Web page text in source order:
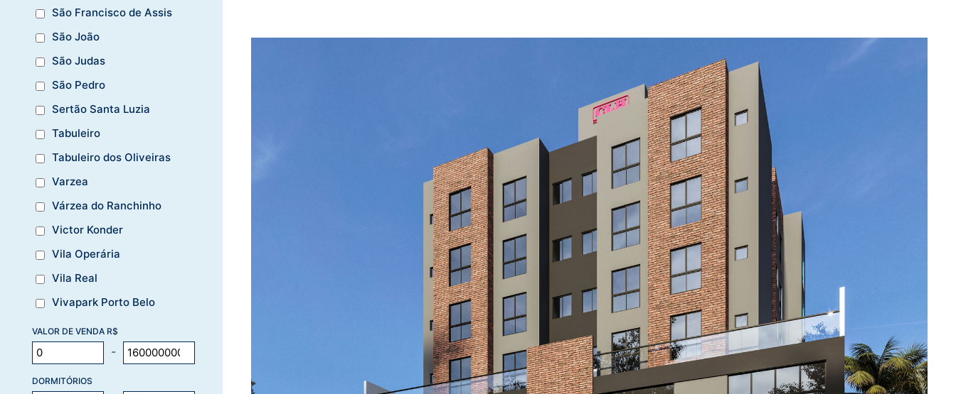
São Francisco de Assis
São João
São Judas
São Pedro
Sertão Santa Luzia
Tabuleiro
Tabuleiro dos Oliveiras
Varzea
Várzea do Ranchinho
Victor Konder
Vila Operária
Vila Real
Vivapark Porto Belo
VALOR DE VENDA R$
-
DORMITÓRIOS